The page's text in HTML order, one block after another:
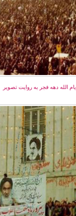
ایام الله دهه فجر به روایت تصویر